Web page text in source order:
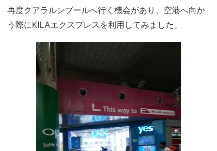
再度クアラルンプールへ行く機会があり、空港へ向か
う際にKILAエクスプレスを利用してみました。